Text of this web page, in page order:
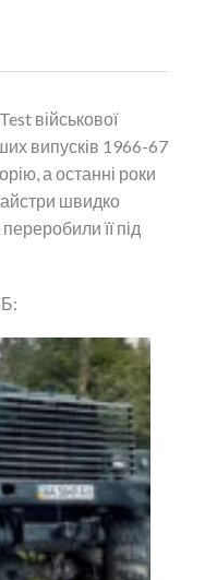
військової
випусків 1966-67
а останні роки
швидко
її під